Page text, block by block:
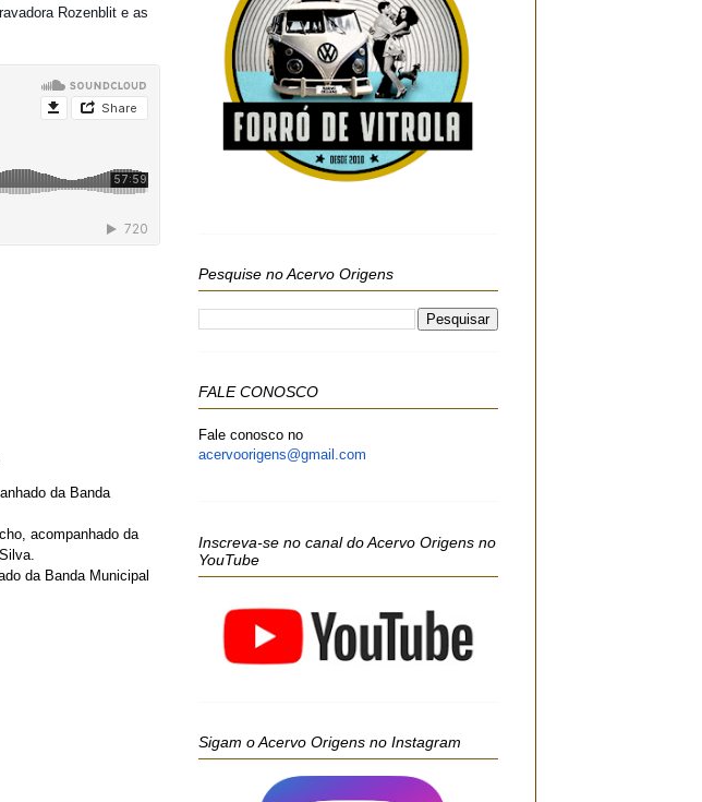
Rozenblit e as
da Banda
acompanhado da
da Banda Municipal
Pesquise no Acervo Origens
FALE CONOSCO
Fale conosco no
acervoorigens@gmail.com
Inscreva-se no canal do Acervo Origens no
YouTube
Sigam o Acervo Origens no Instagram